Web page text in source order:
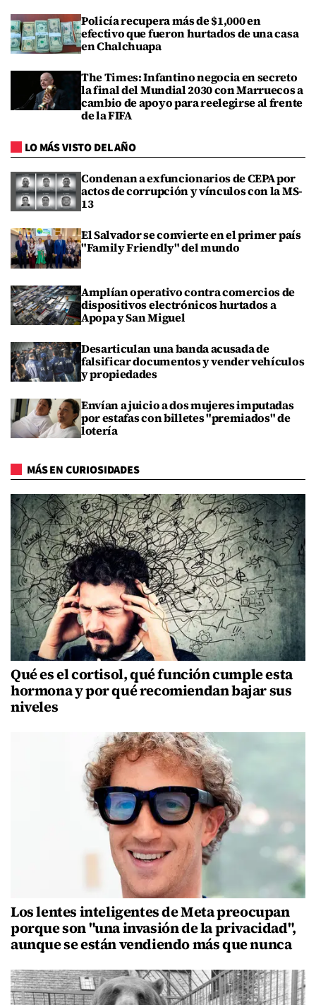
Policía recupera más de $1,000 en
efectivo que fueron hurtados de una casa
en Chalchuapa
The Times: Infantino negocia en secreto
la final del Mundial 2030 con Marruecos a
cambio de apoyo para reelegirse al frente
de la FIFA
LO MÁS VISTO DEL AÑO
Condenan a exfuncionarios de CEPA por
actos de corrupción y vínculos con la MS-
13
El Salvador se convierte en el primer país
"Family Friendly" del mundo
Amplían operativo contra comercios de
dispositivos electrónicos hurtados a
Apopa y San Miguel
Desarticulan una banda acusada de
falsificar documentos y vender vehículos
y propiedades
Envían a juicio a dos mujeres imputadas
por estafas con billetes "premiados" de
lotería
MÁS EN CURIOSIDADES
Qué es el cortisol, qué función cumple esta
hormona y por qué recomiendan bajar sus
niveles
Los lentes inteligentes de Meta preocupan
porque son "una invasión de la privacidad",
aunque se están vendiendo más que nunca